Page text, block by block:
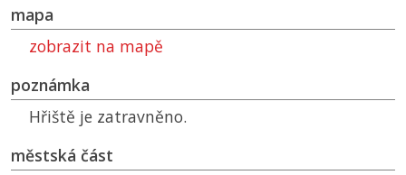
mapa
zobrazit na mapě
poznámka
Hřiště je zatravněno.
městská část